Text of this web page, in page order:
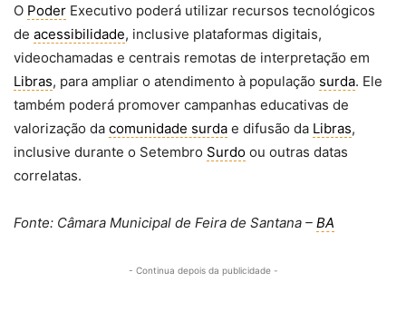
O Poder Executivo poderá utilizar recursos tecnológicos
de acessibilidade, inclusive plataformas digitais,
videochamadas e centrais remotas de interpretação em
Libras, para ampliar o atendimento à população surda. Ele
também poderá promover campanhas educativas de
valorização da comunidade surda e difusão da Libras,
inclusive durante o Setembro Surdo ou outras datas
correlatas.
Fonte: Câmara Municipal de Feira de Santana – BA
- Continua depois da publicidade -